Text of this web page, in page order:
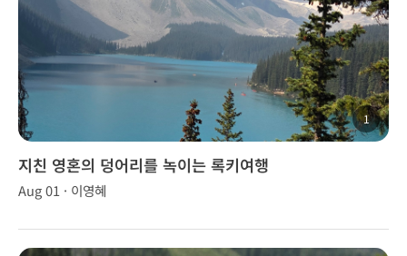
1
지친 영혼의 덩어리를 녹이는 록키여행
Aug 01 · 이영혜